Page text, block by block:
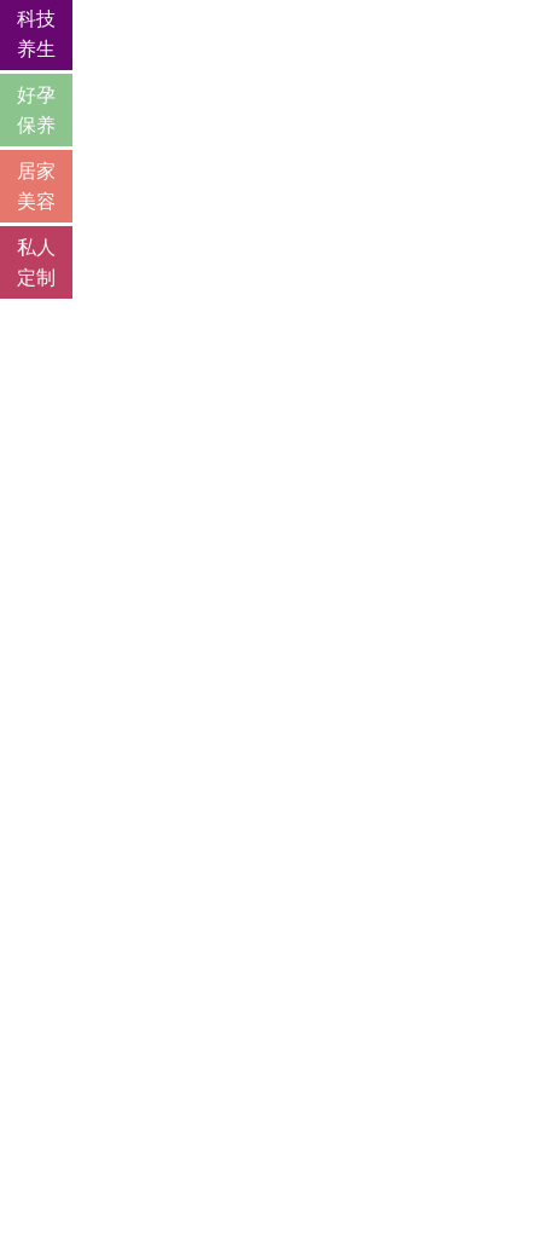
科技
养生
好孕
保养
居家
美容
私人
定制